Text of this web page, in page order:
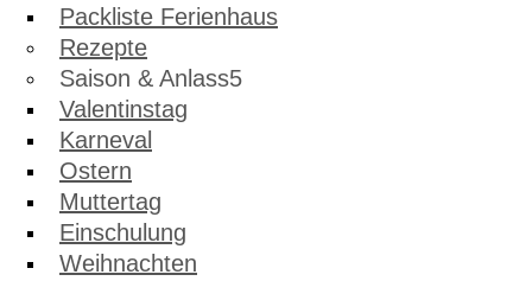
Packliste Ferienhaus
Rezepte
Saison & Anlass
Valentinstag
Karneval
Ostern
Muttertag
Einschulung
Weihnachten